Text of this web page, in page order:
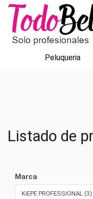
Peluqueria
Listado de
Marca